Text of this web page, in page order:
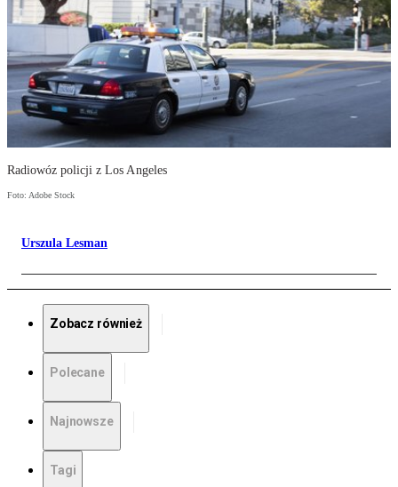
Radiowóz policji z Los Angeles
Foto: Adobe Stock
Urszula Lesman
Zobacz również
Polecane
Najnowsze
Tagi